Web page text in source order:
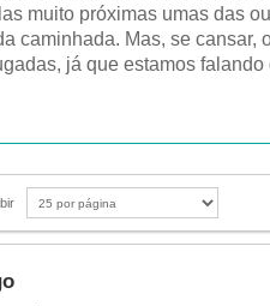
muito próximas umas das
caminhada. Mas, se cansar,
já que estamos